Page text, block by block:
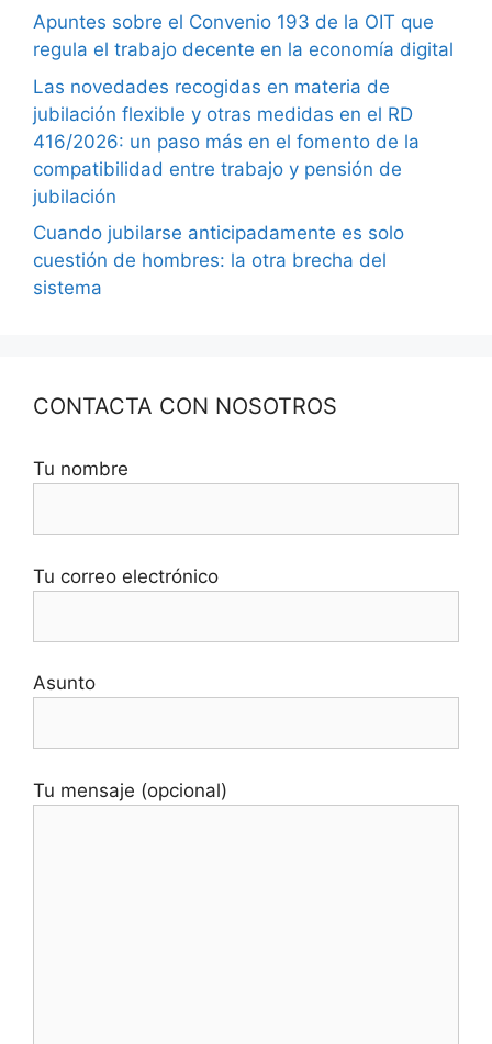
Apuntes sobre el Convenio 193 de la OIT que
regula el trabajo decente en la economía digital
Las novedades recogidas en materia de
jubilación flexible y otras medidas en el RD
416/2026: un paso más en el fomento de la
compatibilidad entre trabajo y pensión de
jubilación
Cuando jubilarse anticipadamente es solo
cuestión de hombres: la otra brecha del
sistema
CONTACTA CON NOSOTROS
Tu nombre
Tu correo electrónico
Asunto
Tu mensaje (opcional)